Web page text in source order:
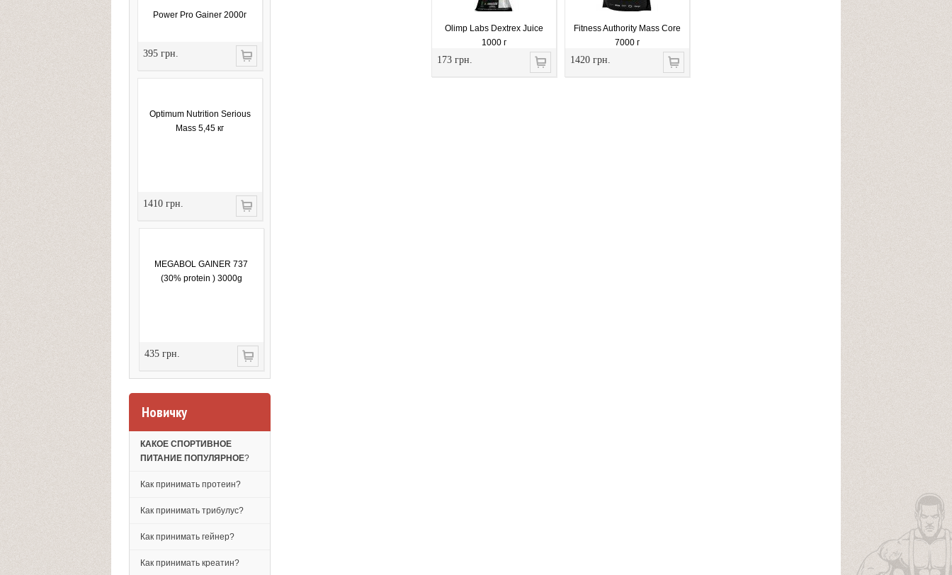
Power Pro Gainer 2000г
395 грн.
Optimum Nutrition Serious
Mass 5,45 кг
1410 грн.
MEGABOL GAINER 737
(30% protein ) 3000g
435 грн.
Новичку
КАКОЕ СПОРТИВНОЕ
ПИТАНИЕ ПОПУЛЯРНОЕ?
Как принимать протеин?
Как принимать трибулус?
Как принимать гейнер?
Как принимать креатин?
Olimp Labs Dextrex Juice
1000 г
173 грн.
Fitness Authority Mass Core
7000 г
1420 грн.